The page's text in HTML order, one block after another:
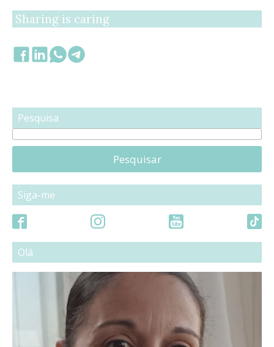
Sharing is caring
Pesquisa
Pesquisar
Siga-me
Olá